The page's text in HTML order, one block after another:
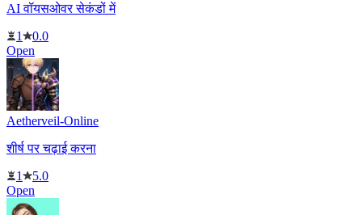
AI वॉयसओवर सेकंडों में​​​​​​​
1
0.0
Open
Aetherveil-Online
शीर्ष पर चढ़ाई करना
1
5.0
Open